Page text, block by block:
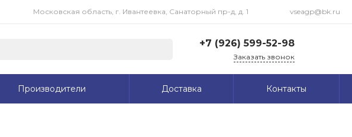
Московская область, г. Ивантеевка, Санаторный пр-д, д. 1 vseagp@bk.ru
+7 (926) 599-52-98
Московская область, г.
Заказать звонок
Производители Доставка Контакты